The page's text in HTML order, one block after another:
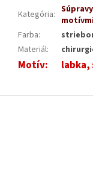
Kategória:
Farba:
Materiál:
Motív: labka,